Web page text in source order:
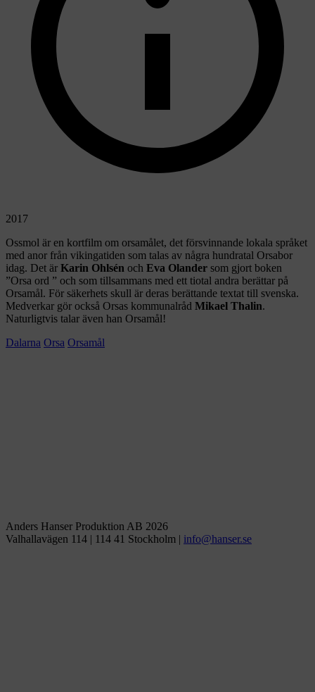
2017
Ossmol är en kortfilm om orsamålet, det försvinnande lokala språket
med anor från vikingatiden som talas av några hundratal Orsabor
idag. Det är Karin Ohlsén och Eva Olander som gjort boken
”Orsa ord ” och som tillsammans med ett tiotal andra berättar på
Orsamål. För säkerhets skull är deras berättande textat till svenska.
Medverkar gör också Orsas kommunalråd Mikael Thalin.
Naturligtvis talar även han Orsamål!
Dalarna Orsa Orsamål
Anders Hanser Produktion AB 2026
Valhallavägen 114 | 114 41 Stockholm |
es.re
snah@
ofni